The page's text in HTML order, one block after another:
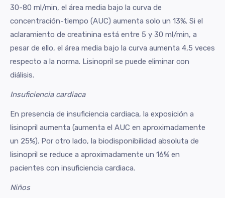
30-80 ml/min, el área media bajo la curva de
concentración-tiempo (AUC) aumenta solo un 13%. Si el
aclaramiento de creatinina está entre 5 y 30 ml/min, a
pesar de ello, el área media bajo la curva aumenta 4,5 veces
respecto a la norma. Lisinopril se puede eliminar con
diálisis.
Insuficiencia cardiaca
En presencia de insuficiencia cardiaca, la exposición a
lisinopril aumenta (aumenta el AUC en aproximadamente
un 25%). Por otro lado, la biodisponibilidad absoluta de
lisinopril se reduce a aproximadamente un 16% en
pacientes con insuficiencia cardiaca.
Niños